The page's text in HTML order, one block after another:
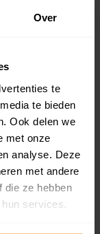
Over
te
te bieden
Ook delen we
met onze
analyse. Deze
met andere
die ze hebben
services.
(koopsom
Dit